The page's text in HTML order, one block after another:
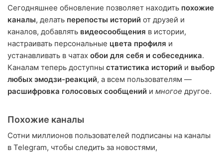
Сегодняшнее обновление позволяет находить похожие
каналы, делать перепосты историй от друзей и
каналов, добавлять видеосообщения в истории,
настраивать персональные цвета профиля и
устанавливать в чатах обои для себя и собеседника.
Каналам теперь доступны статистика историй и выбор
любых эмодзи-реакций, а всем пользователям —
расшифровка голосовых сообщений и многое другое.
Похожие каналы
Сотни миллионов пользователей подписаны на каналы
в Telegram, чтобы следить за новостями,